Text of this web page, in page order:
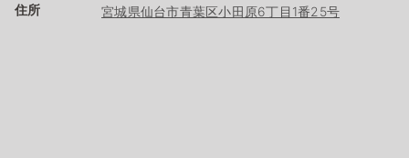
住所 宮城県仙台市青葉区小田原6丁目1番25号